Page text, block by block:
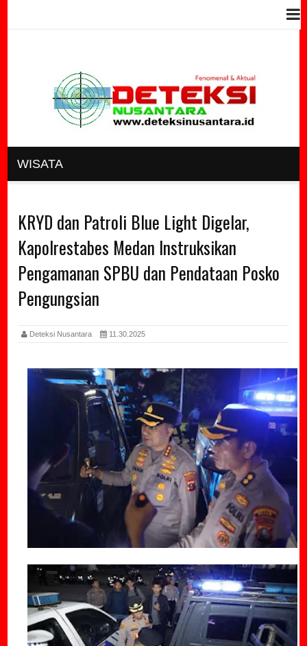
WISATA
KRYD dan Patroli Blue Light Digelar,
Kapolrestabes Medan Instruksikan
Pengamanan SPBU dan Pendataan Posko
Pengungsian
Deteksi Nusantara 11.30.2025